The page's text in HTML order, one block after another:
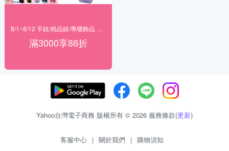
滿3000享88折
Yahoo台灣電子商務 版權所有 © 2026 服務條款(更新)
客服中心 | 關於我們 | 購物須知